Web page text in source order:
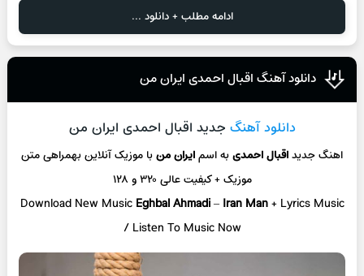
ادامه مطلب + دانلود ...
دانلود آهنگ اقبال احمدی ایران من
دانلود آهنگ جدید اقبال احمدی ایران من
اهنگ جدیداقبال احمدیبه اسمایران منبا موزیک آنلاینبهمراهی متن
موزیک + کیفیت عالی ۳۲۰ و ۱۲۸
Download New Music Eghbal Ahmadi–Iran Man+ Lyrics Music
/ Listen To Music Now